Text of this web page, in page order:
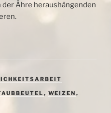
Ähre heraushängenden
, WEIZEN ,